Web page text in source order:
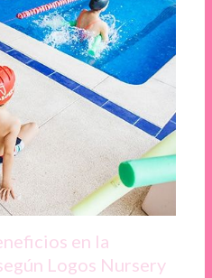
en la
Logos Nursery